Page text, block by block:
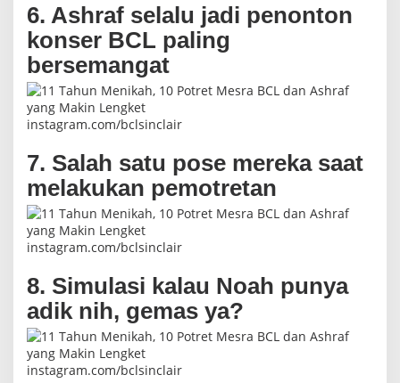
6. Ashraf selalu jadi penonton
konser BCL paling
bersemangat
instagram.com/bclsinclair
7. Salah satu pose mereka saat
melakukan pemotretan
instagram.com/bclsinclair
8. Simulasi kalau Noah punya
adik nih, gemas ya?
instagram.com/bclsinclair